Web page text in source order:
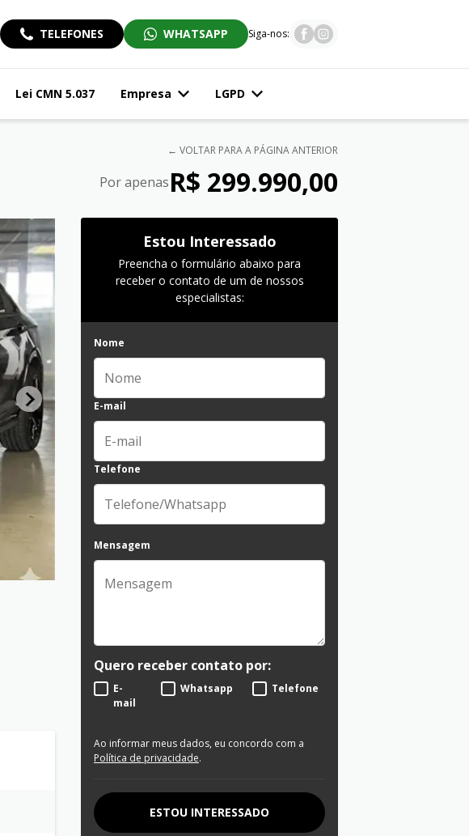
TELEFONES WHATSAPP Siga-nos:
Lei CMN 5.037 Empresa LGPD
← VOLTAR PARA A PÁGINA ANTERIOR
Por apenasR$ 299.990,00
Estou Interessado
Preencha o formulário abaixo para
receber o contato de um de nossos
especialistas:
Nome
E-mail
Telefone
Mensagem
Quero receber contato por:
E-
mail
Whatsapp Telefone
Ao informar meus dados, eu concordo com a
Política de privacidade.
ESTOU INTERESSADO